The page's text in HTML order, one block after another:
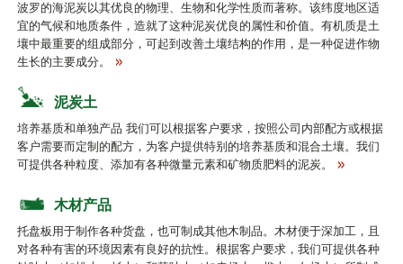
波罗的海泥炭以其优良的物理、生物和化学性质而著称。该纬度地区适
宜的气候和地质条件，造就了这种泥炭优良的属性和价值。有机质是土
壤中最重要的组成部分，可起到改善土壤结构的作用，是一种促进作物
生长的主要成分。
泥炭土
培养基质和单独产品 我们可以根据客户要求，按照公司内部配方或根据
客户需要而定制的配方，为客户提供特别的培养基质和混合土壤。我们
可提供各种粒度、添加有各种微量元素和矿物质肥料的泥炭。
木材产品
托盘板用于制作各种货盘，也可制成其他木制品。木材便于深加工，且
对各种有害的环境因素有良好的抗性。根据客户要求，我们可提供各种